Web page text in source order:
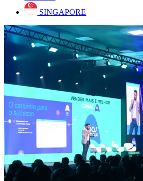
SINGAPORE